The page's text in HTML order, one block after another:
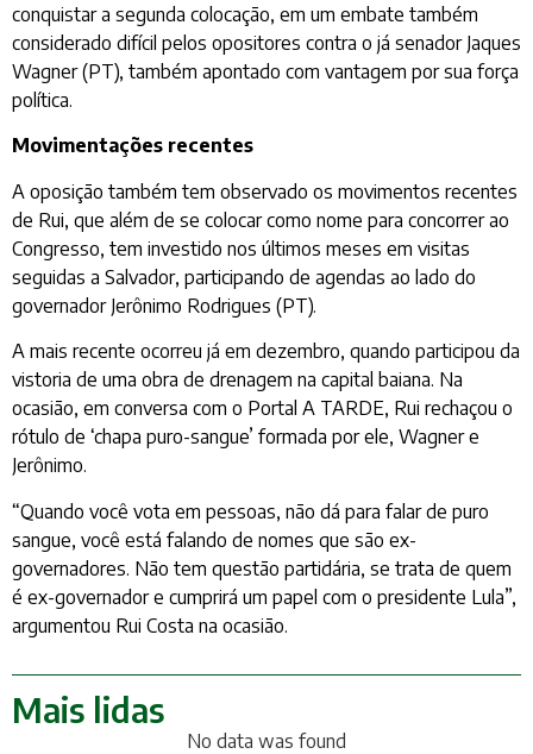
conquistar a segunda colocação, em um embate também
considerado difícil pelos opositores contra o já senador Jaques
Wagner (PT), também apontado com vantagem por sua força
política.
Movimentações recentes
A oposição também tem observado os movimentos recentes
de Rui, que além de se colocar como nome para concorrer ao
Congresso, tem investido nos últimos meses em visitas
seguidas a Salvador, participando de agendas ao lado do
governador Jerônimo Rodrigues (PT).
A mais recente ocorreu já em dezembro, quando participou da
vistoria de uma obra de drenagem na capital baiana. Na
ocasião, em conversa com o Portal A TARDE, Rui rechaçou o
rótulo de ‘chapa puro-sangue’ formada por ele, Wagner e
Jerônimo.
“Quando você vota em pessoas, não dá para falar de puro
sangue, você está falando de nomes que são ex-
governadores. Não tem questão partidária, se trata de quem
é ex-governador e cumprirá um papel com o presidente Lula”,
argumentou Rui Costa na ocasião.
Mais lidas
No data was found